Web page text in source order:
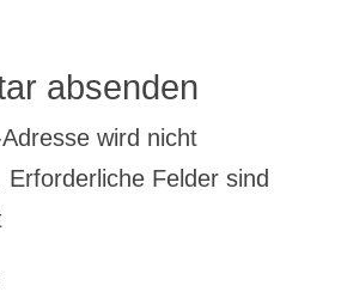
absenden
wird nicht
Erforderliche Felder sind